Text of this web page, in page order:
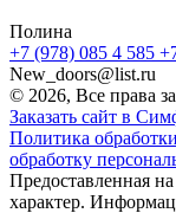
Полина
+7 (978) 085 4 585
New_doors@list.ru
© 2026, Все права
Заказать сайт в
Политика
обработку
Предоставленная
характер.